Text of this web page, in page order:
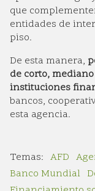
que
entidades de
piso.
De esta manera,
de corto,
instituciones
bancos,
esta agencia.
AFD
Banco Mundial